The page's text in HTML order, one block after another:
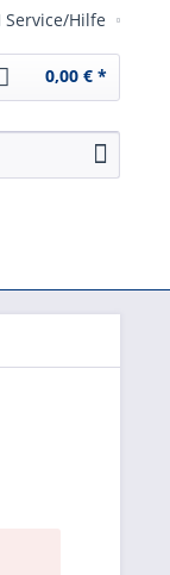
Service/Hilfe
0,00 € *